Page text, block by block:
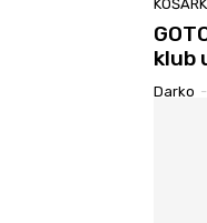
klub
Darko -